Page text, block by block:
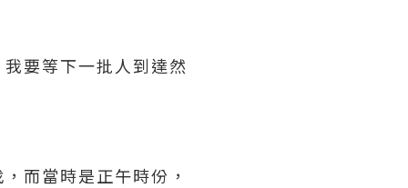
要等下一批人到達然
而當時是正午時份，